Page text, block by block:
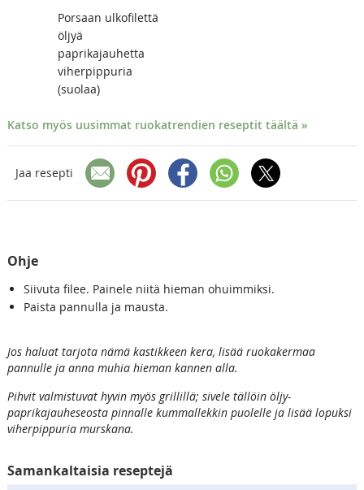
Porsaan ulkofilettä
öljyä
paprikajauhetta
viherpippuria
(suolaa)
Katso myös uusimmat ruokatrendien reseptit täältä »
Jaa resepti
Ohje
Siivuta filee. Painele niitä hieman ohuimmiksi.
Paista pannulla ja mausta.
Jos haluat tarjota nämä kastikkeen kera, lisää ruokakermaa
pannulle ja anna muhia hieman kannen alla.
Pihvit valmistuvat hyvin myös grillillä; sivele tällöin öljy-
paprikajauheseosta pinnalle kummallekkin puolelle ja lisää lopuksi
viherpippuria murskana.
Samankaltaisia reseptejä